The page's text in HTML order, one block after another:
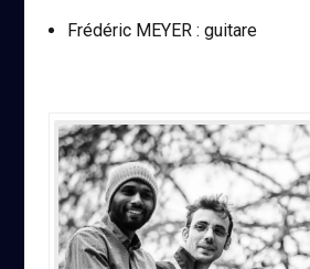
Frédéric MEYER : guitare